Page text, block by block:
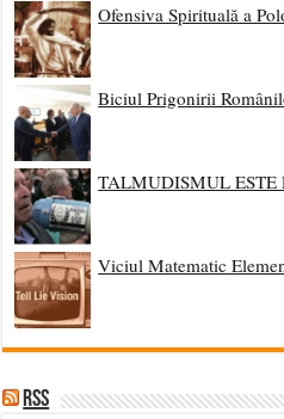
Ofensiva Spirituală a
Biciul Prigonirii
TALMUDISMUL ESTE
Viciul Matematic
RSS